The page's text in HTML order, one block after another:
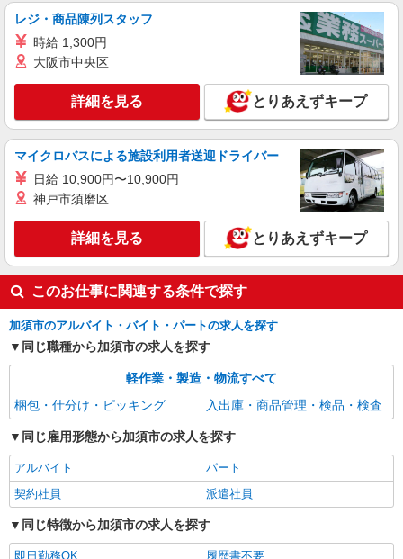
派遣社員
ランスタッド株式会社 久喜支店（久喜事業所）/FKKU106996
時給1290円 ※交通費実費支給／当社規定あ
り。
埼玉県加須市 旧大利根町／北川辺寄り
キープ 詳細を見る
レジ・商品陳列スタッフ
時給 1,300円
大阪市中央区
詳細を見る とりあえずキープ
マイクロバスによる施設利用者送迎ドライバー
日給 10,900円〜10,900円
神戸市須磨区
詳細を見る とりあえずキープ
このお仕事に関連する条件で探す
加須市のアルバイト・バイト・パートの求人を探す
同じ職種から加須市の求人を探す
軽作業・製造・物流すべて
梱包・仕分け・ピッキング
入出庫・商品管理・検品・検査
同じ雇用形態から加須市の求人を探す
アルバイト
パート
契約社員
派遣社員
同じ特徴から加須市の求人を探す
即日勤務OK
履歴書不要